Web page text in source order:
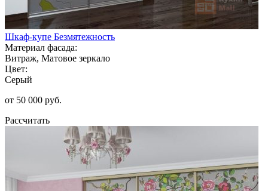
Шкаф-купе Безмятежность
Материал фасада:
Витраж, Матовое зеркало
Цвет:
Серый
от 50 000 руб.
Рассчитать